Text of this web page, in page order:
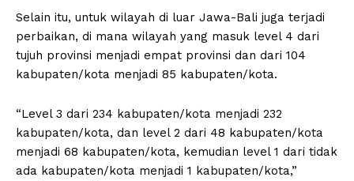
Selain itu, untuk wilayah di luar Jawa-Bali juga terjadi
perbaikan, di mana wilayah yang masuk level 4 dari
tujuh provinsi menjadi empat provinsi dan dari 104
kabupaten/kota menjadi 85 kabupaten/kota.
“Level 3 dari 234 kabupaten/kota menjadi 232
kabupaten/kota, dan level 2 dari 48 kabupaten/kota
menjadi 68 kabupaten/kota, kemudian level 1 dari tidak
ada kabupaten/kota menjadi 1 kabupaten/kota,”